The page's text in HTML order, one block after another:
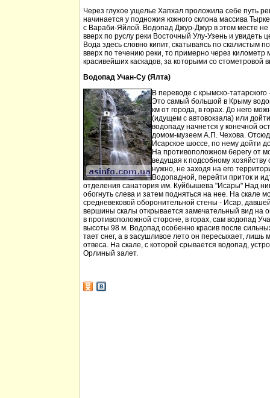
Через глухое ущелье Хапхал проложила себе путь
начинается у подножия южного склона массива
с Вараби-Яйлой. Водопад Джур-Джур в этом месте
вверх по руслу реки Восточный Улу-Узень и увидеть
Вода здесь словно кипит, скатываясь по скалистым
вверх по течению реки, то примерно через километр
красивейших каскадов, за которыми со стометровой
Водопад Учан-Су (Ялта)
В переводе с крымско-
Это самый большой в Крыму
км от города, в горах. До него
(идущем с автовокзала) или
водопаду начнется у конечной
домом-музеем А.П. Чехова.
Исарское шоссе, по нему дойти
На противоположном берегу от
ведущая к подсобному
нужно, не заходя на его
Водопадной, перейти приток и
отделения санатория им. Куйбышева "Исары" Над
обогнуть слева и затем подняться на нее. На скале
средневековой оборонительной стены - Исар,
вершины скалы открывается замечательный вид на
в противоположной стороне, в горах, сам водопад
высоты 98 м. Водопад особенно красив после
тает снег, а в засушливое лето он пересыхает, лишь
отвеса. На скале, с которой срывается водопад,
Орлиный залет.